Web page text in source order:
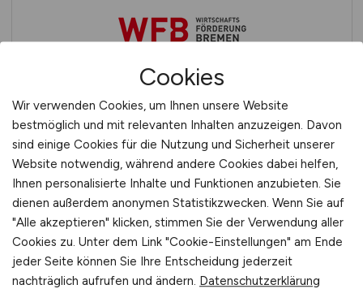
WFB Wirtschaftsförderung Bremen GmbH
WHU - Otto Beisheim School of Management
Cookies
Wir verwenden Cookies, um Ihnen unsere Website
bestmöglich und mit relevanten Inhalten anzuzeigen. Davon
sind einige Cookies für die Nutzung und Sicherheit unserer
Website notwendig, während andere Cookies dabei helfen,
Ihnen personalisierte Inhalte und Funktionen anzubieten. Sie
dienen außerdem anonymen Statistikzwecken. Wenn Sie auf
"Alle akzeptieren" klicken, stimmen Sie der Verwendung aller
Cookies zu. Unter dem Link "Cookie-Einstellungen" am Ende
jeder Seite können Sie Ihre Entscheidung jederzeit
nachträglich aufrufen und ändern. Datenschutzerklärung